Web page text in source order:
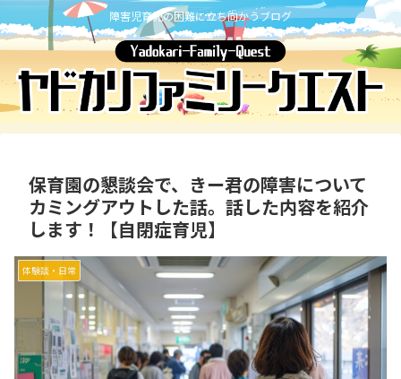
障害児育児の困難に立ち向かうブログ
保育園の懇談会で、きー君の障害について
カミングアウトした話。話した内容を紹介
します！【自閉症育児】
体験談・日常